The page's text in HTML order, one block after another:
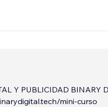
Y PUBLICIDAD BINARY
mini-curso